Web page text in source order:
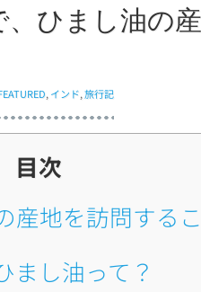
ひまし油の
, インド,旅行記
目次
産地を訪問する
まし油って？